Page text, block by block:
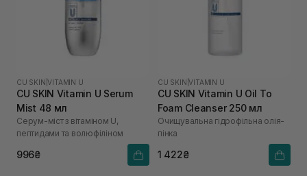
CU SKIN |VITAMIN U
CU SKIN Vitamin U Serum
Mist 48 мл
Серум-міст з вітаміном U,
пептидами та волюфіліном
996₴
CU SKIN |VITAMIN U
CU SKIN Vitamin U Oil To
Foam Cleanser 250 мл
Очищувальна гідрофільна олія-
пінка
1 422₴